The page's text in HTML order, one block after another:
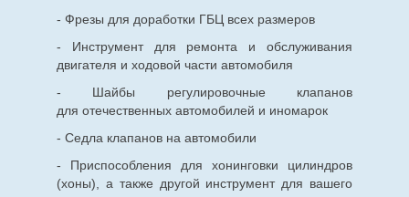
- Фрезы для доработки ГБЦ всех размеров
- Инструмент для ремонта и обслуживания
двигателя и ходовой части автомобиля
- Шайбы регулировочные клапанов
для отечественныхавтомобилей и иномарок
- Седла клапанов на автомобили
- Приспособления для хонинговки цилиндров
(хоны), а также другой инструмент для вашего